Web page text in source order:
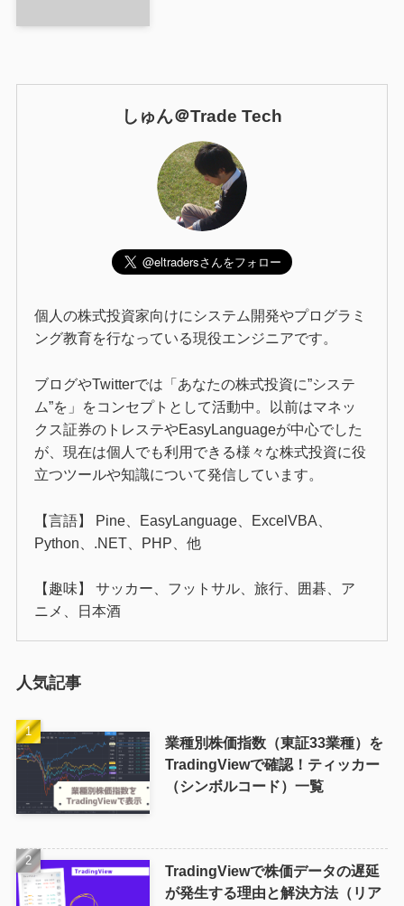
しゅん＠Trade Tech
個人の株式投資家向けにシステム開発やプログラミ
ング教育を行なっている現役エンジニアです。
ブログやTwitterでは「あなたの株式投資に”システ
ム”を」をコンセプトとして活動中。以前はマネッ
クス証券のトレステやEasyLanguageが中心でした
が、現在は個人でも利用できる様々な株式投資に役
立つツールや知識について発信しています。
【言語】 Pine、EasyLanguage、ExcelVBA、
Python、.NET、PHP、他
【趣味】 サッカー、フットサル、旅行、囲碁、ア
ニメ、日本酒
人気記事
業種別株価指数（東証33業種）を
TradingViewで確認！ティッカー
（シンボルコード）一覧
TradingViewで株価データの遅延
が発生する理由と解決方法（リア